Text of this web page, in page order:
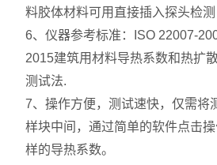
料胶体材料可用直接插入探头检测
6、仪器参考标准：ISO 22007-
2015建筑用材料导热系数和热扩
测试法.
7、操作方便，测试速快，仅需将
样块中间，通过简单的软件点击
样的导热系数。